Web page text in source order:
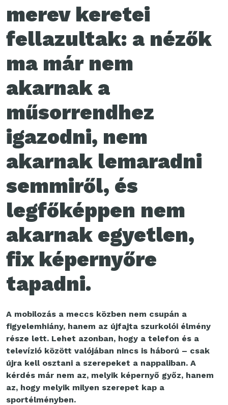
merev keretei
fellazultak: a nézők
ma már nem
akarnak a
műsorrendhez
igazodni, nem
akarnak lemaradni
semmiről, és
legfőképpen nem
akarnak egyetlen,
fix képernyőre
tapadni.
A mobilozás a meccs közben nem csupán a
figyelemhiány, hanem az újfajta szurkolói élmény
része lett. Lehet azonban, hogy a telefon és a
televízió között valójában nincs is háború – csak
újra kell osztani a szerepeket a nappaliban. A
kérdés már nem az, melyik képernyő győz, hanem
az, hogy melyik milyen szerepet kap a
sportélményben.